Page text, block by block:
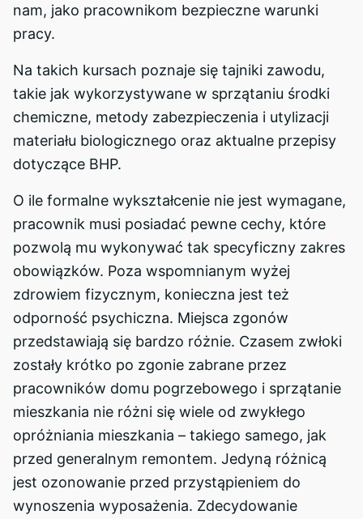
nam, jako pracownikom bezpieczne warunki
pracy.
Na takich kursach poznaje się tajniki zawodu,
takie jak wykorzystywane w sprzątaniu środki
chemiczne, metody zabezpieczenia i utylizacji
materiału biologicznego oraz aktualne przepisy
dotyczące BHP.
O ile formalne wykształcenie nie jest wymagane,
pracownik musi posiadać pewne cechy, które
pozwolą mu wykonywać tak specyficzny zakres
obowiązków. Poza wspomnianym wyżej
zdrowiem fizycznym, konieczna jest też
odporność psychiczna. Miejsca zgonów
przedstawiają się bardzo różnie. Czasem zwłoki
zostały krótko po zgonie zabrane przez
pracowników domu pogrzebowego i sprzątanie
mieszkania nie różni się wiele od zwykłego
opróżniania mieszkania – takiego samego, jak
przed generalnym remontem. Jedyną różnicą
jest ozonowanie przed przystąpieniem do
wynoszenia wyposażenia. Zdecydowanie